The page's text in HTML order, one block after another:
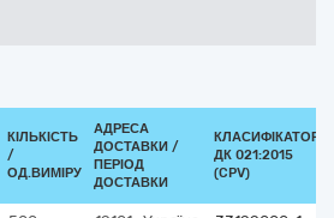
КІЛЬКІСТЬ
/
ОД.ВИМІРУ
АДРЕСА
ДОСТАВКИ /
ПЕРІОД
ДОСТАВКИ
КЛАСИФІКАТОР
ДК 021:2015
(CPV)